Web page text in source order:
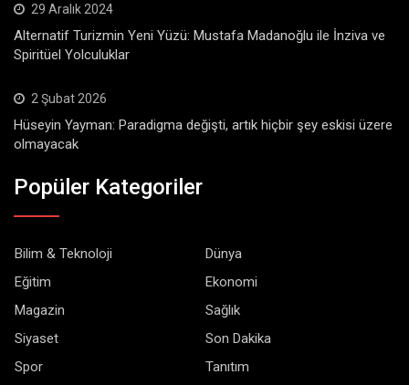
29 Aralık 2024
Alternatif Turizmin Yeni Yüzü: Mustafa Madanoğlu ile İnziva ve
Spiritüel Yolculuklar
2 Şubat 2026
Hüseyin Yayman: Paradigma değişti, artık hiçbir şey eskisi üzere
olmayacak
Popüler Kategoriler
Bilim & Teknoloji
Dünya
Eğitim
Ekonomi
Magazin
Sağlık
Siyaset
Son Dakika
Spor
Tanıtım